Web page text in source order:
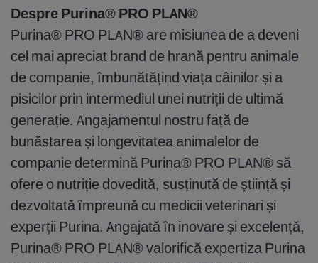
Despre Purina® PRO PLAN®
Purina® PRO PLAN® are misiunea de a deveni
cel mai apreciat brand de hrană pentru animale
de companie, îmbunătățind viața câinilor și a
pisicilor prin intermediul unei nutriții de ultimă
generație. Angajamentul nostru față de
bunăstarea și longevitatea animalelor de
companie determină Purina® PRO PLAN® să
ofere o nutriție dovedită, susținută de știință și
dezvoltată împreună cu medicii veterinari și
experții Purina. Angajată în inovare și excelență,
Purina® PRO PLAN® valorifică expertiza Purina